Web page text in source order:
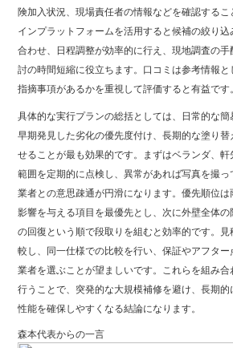
険加入状況、現場責任者の情報などを確認する
インプラットフォームを活用すると候補の絞り
合わせ、日程調整が効率的に行え、現地調査の
討の時間短縮に役立ちます。口コミは参考情報
指摘事項があるかを重視して評価すると有益です
具体的な実行プランの総括としては、日常的な簡
早期発見した劣化の優先度付け、長期的な塗り
せることが最も効果的です。まずはベランダ、軒
範囲を定期的に点検し、異常があれば写真を撮っ
業者との意思疎通が円滑になります。優先順位
影響を与える項目を最優先とし、次に外壁全体
の回復という順で段取りを組むと効率的です。
較し、同一仕様での比較を行い、保証やアフタ
業者を選ぶことが望ましいです。これらを組み
行うことで、突発的な大規模補修を避け、長期的
性能を確保しやすくなる結論になります。
森本代表からの一言